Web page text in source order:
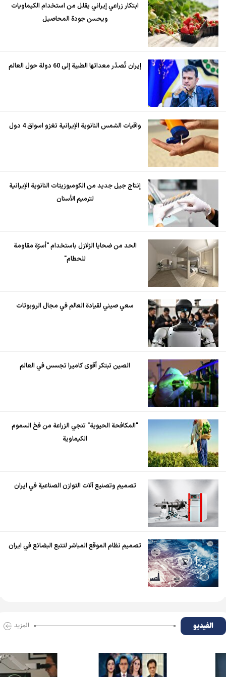
ابتكار زراعي إيراني يقلل من استخدام الكيماويات
ويحسن جودة المحاصيل
إيران تُصدّر معداتها الطبية إلى 60 دولة حول العالم
واقيات الشمس النانوية الإيرانية تغزو اسواق 4 دول
إنتاج جيل جديد من الكومبوزيتات النانوية الإيرانية
لترميم الأسنان
الحد من ضحايا الزلازل باستخدام "أسرّة مقاومة
للحطام"
سعي صيني لقيادة العالم في مجال الروبوتات
الصين تبتكر أقوى كاميرا تجسس في العالم
"المكافحة الحيوية" تنجي الزراعة من فخ السموم
الكيماوية
تصميم وتصنيع آلات التوازن الصناعية في ايران
تصميم نظام الموقع المباشر لتتبع البضائع في ايران
الفیدیو المزید